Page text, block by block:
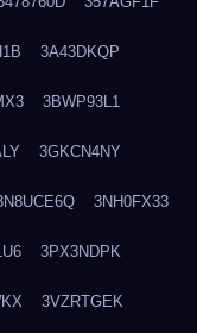
3A43DKQP
3BWP93L1
3GKCN4NY
3NH0FX33
3PX3NDPK
3VZRTGEK